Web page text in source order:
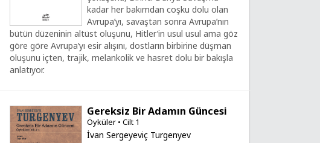
kadar her bakımdan coşku dolu olan
Avrupa’yı, savaştan sonra Avrupa’nın
bütün düzeninin altüst oluşunu, Hitler’in usul usul ama göz
göre göre Avrupa’yı esir alışını, dostların birbirine düşman
oluşunu içten, trajik, melankolik ve hasret dolu bir bakışla
anlatıyor.
Gereksiz Bir Adamın Güncesi
Öyküler • Cilt 1
İvan Sergeyeviç Turgenyev